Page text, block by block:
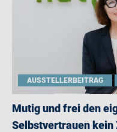
AUSSTELLERBEITRAG
Mutig und frei den
Selbstvertrauen